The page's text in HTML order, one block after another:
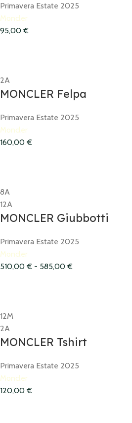
Primavera Estate 2025
Moncler
95,00 €
2A
MONCLER Felpa
Primavera Estate 2025
Moncler
160,00 €
8A
12A
MONCLER Giubbotti
Primavera Estate 2025
Moncler
510,00 € - 585,00 €
12M
2A
MONCLER Tshirt
Primavera Estate 2025
Moncler
120,00 €